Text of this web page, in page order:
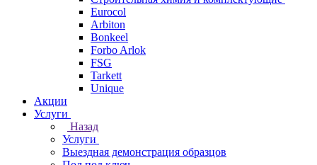
Eurocol
Arbiton
Bonkeel
Forbo Arlok
FSG
Tarkett
Unique
Акции
Услуги
Назад
Услуги
Выездная демонстрация образцов